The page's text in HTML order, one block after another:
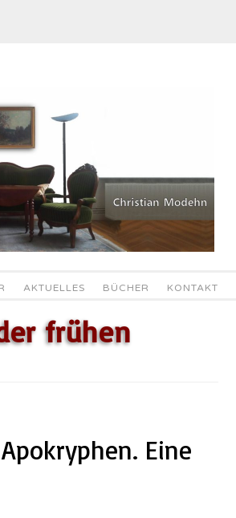
AKTUELLES BÜCHER KONTAKT
frühen
Eine